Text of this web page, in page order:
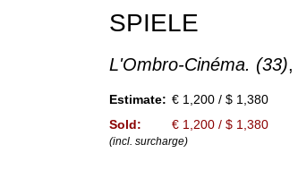
SPIELE
L'Ombro-Cinéma. (33),
Estimate: € 1,200 / $ 1,380
Sold:
€ 1,200 / $ 1,380
(incl. surcharge)